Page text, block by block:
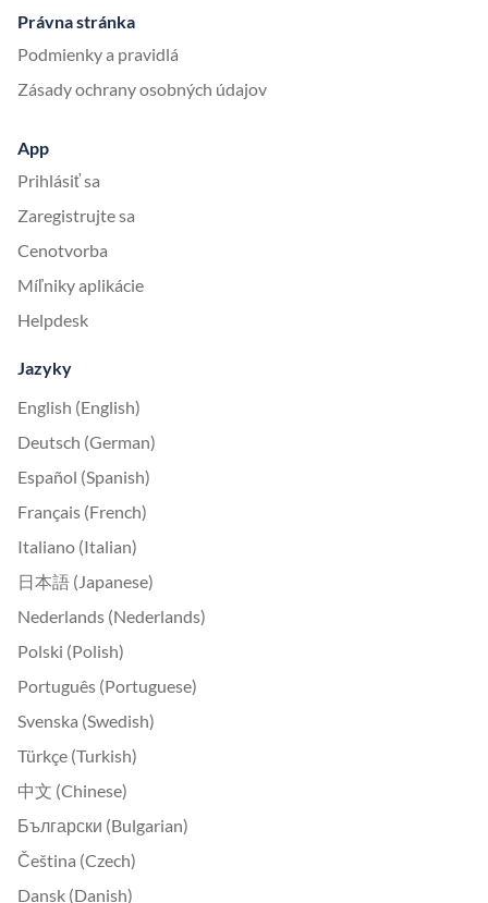
Právna stránka
Podmienky a pravidlá
Zásady ochrany osobných údajov
App
Prihlásiť sa
Zaregistrujte sa
Cenotvorba
Míľniky aplikácie
Helpdesk
Jazyky
English (English)
Deutsch (German)
Español (Spanish)
Français (French)
Italiano (Italian)
日本語 (Japanese)
Nederlands (Nederlands)
Polski (Polish)
Português (Portuguese)
Svenska (Swedish)
Türkçe (Turkish)
中文 (Chinese)
Български (Bulgarian)
Čeština (Czech)
Dansk (Danish)